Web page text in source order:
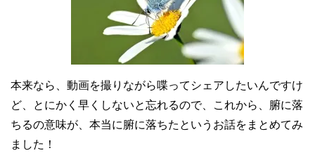
本来なら、動画を撮りながら喋ってシェアしたいんですけ
ど、とにかく早くしないと忘れるので、これから、腑に落
ちるの意味が、本当に腑に落ちたというお話をまとめてみ
ました！